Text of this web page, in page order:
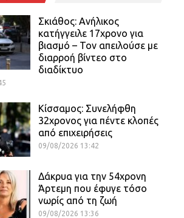
Σκιάθος: Ανήλικος
κατήγγειλε 17χρονο για
βιασμό – Τον απειλούσε με
διαρροή βίντεο στο
διαδίκτυο
Κίσσαμος: Συνελήφθη
32χρονος για πέντε κλοπές
από επιχειρήσεις
09/08/2026 13:42
Δάκρυα για την 54χρονη
Άρτεμη που έφυγε τόσο
νωρίς από τη ζωή
09/08/2026 13:36